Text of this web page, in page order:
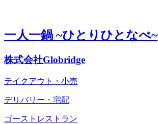
一人一鍋 ~ひとりひとなべ~
株式会社Globridge
テイクアウト・小売
デリバリー・宅配
ゴーストレストラン